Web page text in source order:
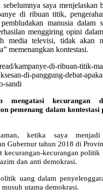
saya menjelaskan
di ribuan titik,
manusia dalam
menggiring opini
media televisi, tidak akan
memenangkan kontestasi.
kampanye-di-ribuan-titik-
di-panggung-debat-
sandi
mengatasi kecurangan
pemenang dalam
ketika saya
Gubernur tahun 2018 di
kecurangan-kecurangan politik
dan anti demokrasi.
uang dalam
utama demokrasi.